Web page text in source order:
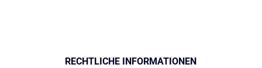
RECHTLICHE INFORMATIONEN